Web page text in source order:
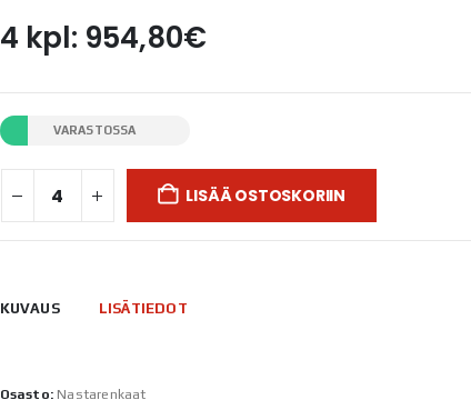
4 kpl: 954,80€
VARASTOSSA
LISÄÄ OSTOSKORIIN
KUVAUS LISÄTIEDOT
Osasto: Nastarenkaat